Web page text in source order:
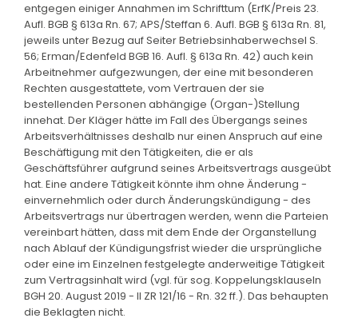
entgegen einiger Annahmen im Schrifttum (ErfK/Preis 23.
Aufl. BGB § 613a Rn. 67; APS/Steffan 6. Aufl. BGB § 613a Rn. 81,
jeweils unter Bezug auf Seiter Betriebsinhaberwechsel S.
56; Erman/Edenfeld BGB 16. Aufl. § 613a Rn. 42) auch kein
Arbeitnehmer aufgezwungen, der eine mit besonderen
Rechten ausgestattete, vom Vertrauen der sie
bestellenden Personen abhängige (Organ-)Stellung
innehat. Der Kläger hätte im Fall des Übergangs seines
Arbeitsverhältnisses deshalb nur einen Anspruch auf eine
Beschäftigung mit den Tätigkeiten, die er als
Geschäftsführer aufgrund seines Arbeitsvertrags ausgeübt
hat. Eine andere Tätigkeit könnte ihm ohne Änderung -
einvernehmlich oder durch Änderungskündigung - des
Arbeitsvertrags nur übertragen werden, wenn die Parteien
vereinbart hätten, dass mit dem Ende der Organstellung
nach Ablauf der Kündigungsfrist wieder die ursprüngliche
oder eine im Einzelnen festgelegte anderweitige Tätigkeit
zum Vertragsinhalt wird (vgl. für sog. Koppelungsklauseln
BGH 20. August 2019 - II ZR 121/16 - Rn. 32 ff.). Das behaupten
die Beklagten nicht.